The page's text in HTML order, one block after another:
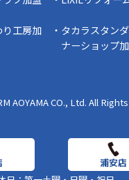
ス
工房加
タカラスタン
ナーショップ
AOYAMA CO., Ltd. All